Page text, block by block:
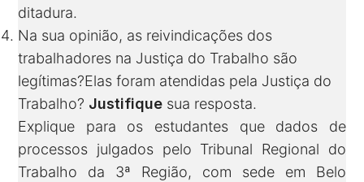
ditadura.
Na sua opinião, as reivindicações dos
trabalhadores na Justiça do Trabalho são
legítimas?Elas foram atendidas pela Justiça do
Trabalho? Justifique sua resposta.
Explique para os estudantes que dados de
processos julgados pelo Tribunal Regional do
Trabalho da 3ª Região, com sede em Belo